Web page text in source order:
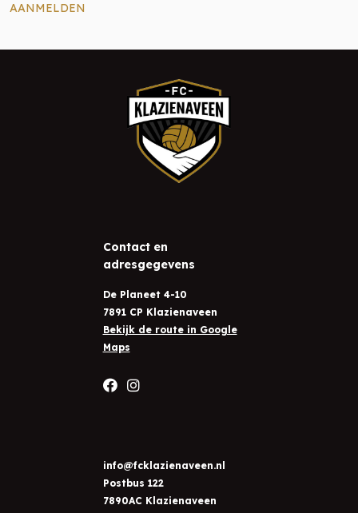
AANMELDEN
Contact en
adresgegevens
De Planeet 4-10
7891 CP Klazienaveen
Bekijk de route in Google
Maps
info@fcklazienaveen.nl
Postbus 122
7890AC Klazienaveen